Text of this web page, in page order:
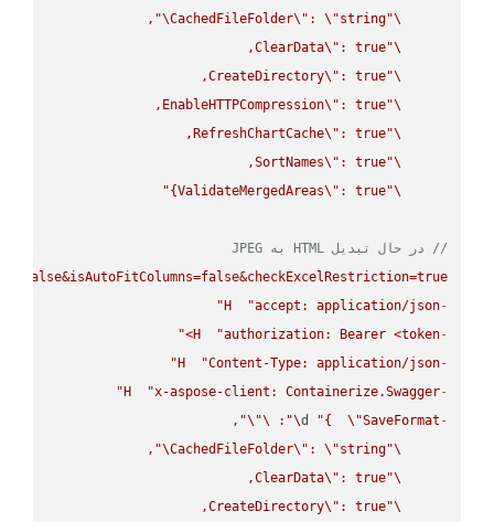
\"
CachedFileFolder\" : \"string
\"
\"
ClearData\"
\"
CreateDirectory\"
\"
EnableHTTPCompression\"
\"
RefreshChartCache\"
\"
SortNames\"
\"
ValidateMergedAreas\" : true}"
// در حال تبدیل HTML به JPEG
-
H
"accept: application/json"
-
H
"authorization: Bearer <token>"
-
H
"Content-Type: application/json"
-
H
"x-aspose-client: Containerize.Swagger"
-
d "{ \"SaveFormat
\"
:
\"
\"
\"
CachedFileFolder\" : \"string
\"
\"
ClearData\"
\"
CreateDirectory\"